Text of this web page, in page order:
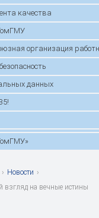
качества
организация
данных
› Новости ›
взгляд на вечные истины